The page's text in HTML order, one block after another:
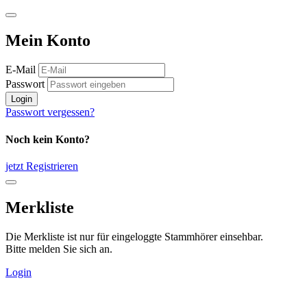
Mein Konto
E-Mail
Passwort
Login
Passwort vergessen?
Noch kein Konto?
jetzt Registrieren
Merkliste
Die Merkliste ist nur für eingeloggte Stammhörer einsehbar.
Bitte melden Sie sich an.
Login